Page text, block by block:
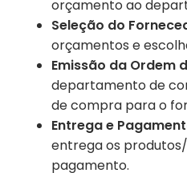
orçamento ao
Seleção do
orçamentos e
Emissão da Ordem
departamento de
de compra para o
Entrega e
entrega os
pagamento.